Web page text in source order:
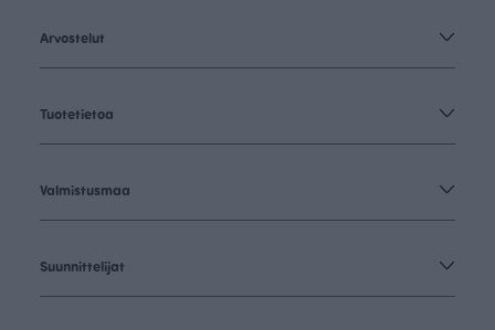
Arvostelut
Tuotetietoa
Valmistusmaa
Suunnittelijat